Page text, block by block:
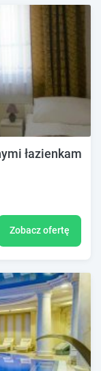
łazienkami
Zobacz ofertę